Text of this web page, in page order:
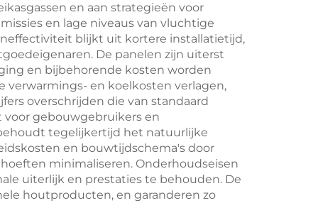
en aan strategieën voor
en lage niveaus van vluchtige
blijkt uit kortere installatietijd,
De panelen zijn uiterst
en bijbehorende kosten worden
en koelkosten verlagen,
overschrijden die van standaard
gebouwgebruikers en
tegelijkertijd het natuurlijke
en bouwtijdschema's door
minimaliseren. Onderhoudseisen
uiterlijk en prestaties te behouden. De
houtproducten, en garanderen zo